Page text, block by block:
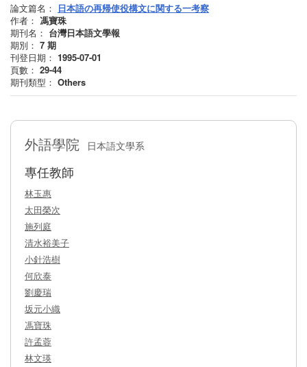
論文篇名： 日本語の再帰使役構文に関する一考察
作者： 馮寶珠
期刊名： 台灣日本語文學報
期別： 7 期
刊登日期： 1995-07-01
頁數： 29-44
期刊類型： Others
外語學院 日本語文學系
專任教師
林玉惠
太田榮次
施列庭
清水裕美子
小針浩樹
何欣泰
劉慶瑞
坂元小織
馮寶珠
許孟蓉
林文瑛